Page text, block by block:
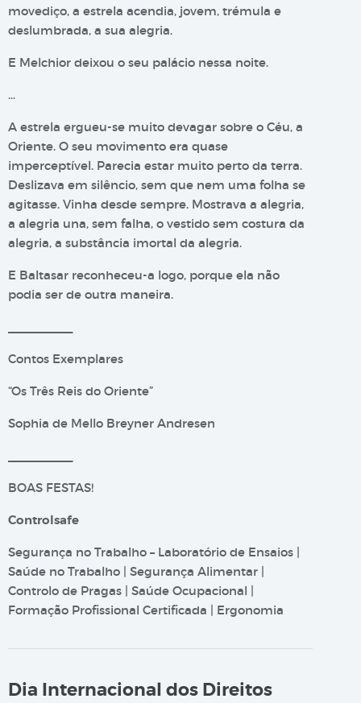
movediço, a estrela acendia, jovem, trémula e
deslumbrada, a sua alegria.
E Melchior deixou o seu palácio nessa noite.
…
A estrela ergueu-se muito devagar sobre o Céu, a
Oriente. O seu movimento era quase
imperceptível. Parecia estar muito perto da terra.
Deslizava em silêncio, sem que nem uma folha se
agitasse. Vinha desde sempre. Mostrava a alegria,
a alegria una, sem falha, o vestido sem costura da
alegria, a substância imortal da alegria.
E Baltasar reconheceu-a logo, porque ela não
podia ser de outra maneira.
Contos Exemplares
“Os Três Reis do Oriente”
Sophia de Mello Breyner Andresen
BOAS FESTAS!
Controlsafe
Segurança no Trabalho – Laboratório de Ensaios |
Saúde no Trabalho | Segurança Alimentar |
Controlo de Pragas | Saúde Ocupacional |
Formação Profissional Certificada | Ergonomia
Dia Internacional dos Direitos